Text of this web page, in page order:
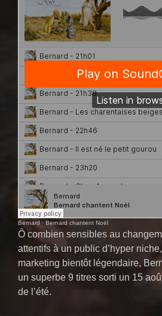
Bernard · Bernard chantent Noël
Ô combien sensibles au
attentifs à un public d’hyper
marketing bientôt légendaire,
un superbe 9 titres sorti un 15
de l’été.